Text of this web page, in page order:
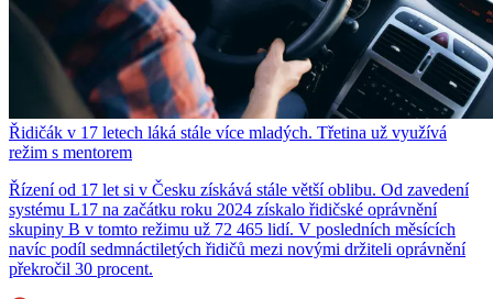
Řidičák v 17 letech láká stále více mladých. Třetina už využívá
režim s mentorem
Řízení od 17 let si v Česku získává stále větší oblibu. Od zavedení
systému L17 na začátku roku 2024 získalo řidičské oprávnění
skupiny B v tomto režimu už 72 465 lidí. V posledních měsících
navíc podíl sedmnáctiletých řidičů mezi novými držiteli oprávnění
překročil 30 procent.